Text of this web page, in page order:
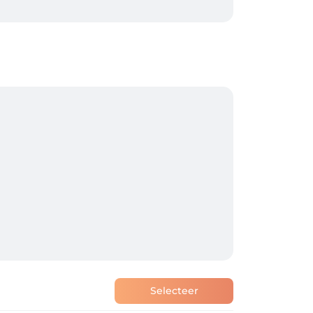
of je deze dienst wilt? Bel gerust even
je ook zelf je afspraak verplaatsen of
verplaatsen of annuleren — waar en
Selecteer